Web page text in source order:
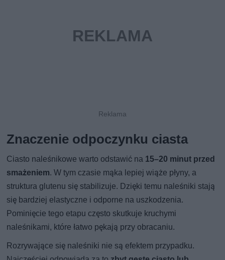
Znaczenie odpoczynku ciasta
Ciasto naleśnikowe warto odstawić na 15–20 minut przed
smażeniem. W tym czasie mąka lepiej wiąże płyny, a
struktura glutenu się stabilizuje. Dzięki temu naleśniki stają
się bardziej elastyczne i odporne na uszkodzenia.
Pominięcie tego etapu często skutkuje kruchymi
naleśnikami, które łatwo pękają przy obracaniu.
Rozrywające się naleśniki nie są efektem przypadku.